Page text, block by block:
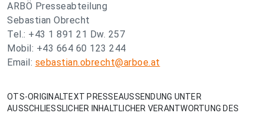
ARBÖ Presseabteilung
Sebastian Obrecht
Tel.: +43 1 891 21 Dw. 257
Mobil: +43 664 60 123 244
Email: sebastian.obrecht@arboe.at
OTS-ORIGINALTEXT PRESSEAUSSENDUNG UNTER
AUSSCHLIESSLICHER INHALTLICHER VERANTWORTUNG DES